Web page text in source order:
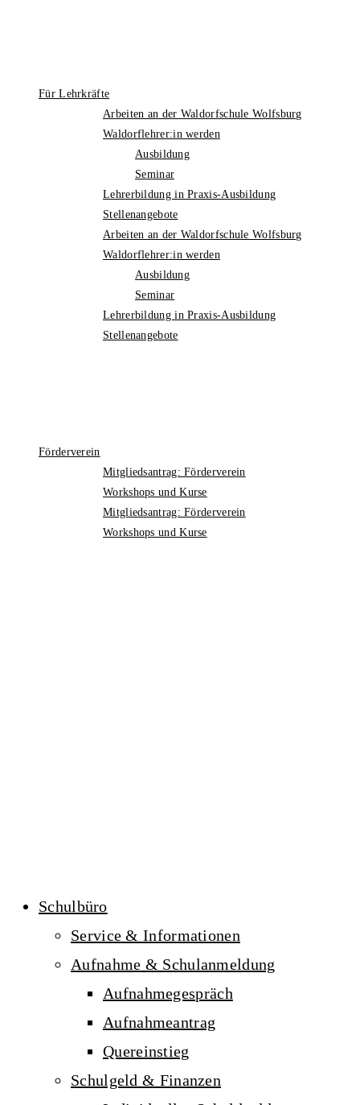
Für Lehrkräfte
Arbeiten an der Waldorfschule Wolfsburg
Waldorflehrer:in werden
Ausbildung
Seminar
Lehrerbildung in Praxis-Ausbildung
Stellenangebote
Arbeiten an der Waldorfschule Wolfsburg
Waldorflehrer:in werden
Ausbildung
Seminar
Lehrerbildung in Praxis-Ausbildung
Stellenangebote
Förderverein
Mitgliedsantrag: Förderverein
Workshops und Kurse
Mitgliedsantrag: Förderverein
Workshops und Kurse
Schulbüro
Service & Informationen
Aufnahme & Schulanmeldung
Aufnahmegespräch
Aufnahmeantrag
Quereinstieg
Schulgeld & Finanzen